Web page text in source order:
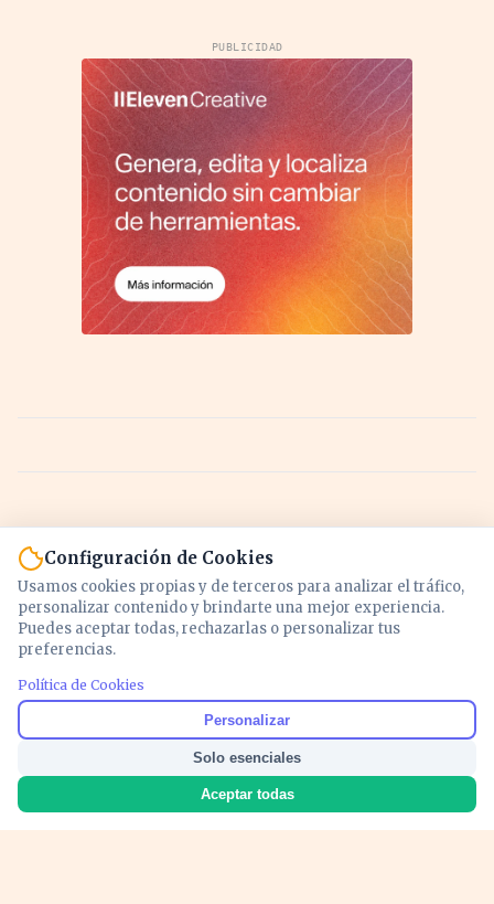
PUBLICIDAD
Noticias y análisis de economía, mercados,
inversión y política. Información actualizada
para entender lo que mueve tu dinero y tu
país.
Configuración de Cookies
Usamos cookies propias y de terceros para analizar el tráfico,
personalizar contenido y brindarte una mejor experiencia.
Puedes aceptar todas, rechazarlas o personalizar tus
preferencias.
Política de Cookies
Personalizar
Solo esenciales
Aceptar todas